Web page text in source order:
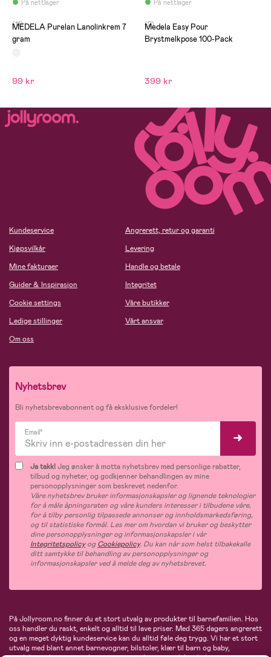
På nettlager
(11)
MEDELA Purelan Lanolinkrem 7
gram
99 kr
På nettlager
(2)
Medela Easy Pour
Brystmelkpose 100-Pack
399 kr
Kundeservice
Kjøpsvilkår
Mine fakturaer
Guider & Inspirasjon
Cookie settings
Ledige stillinger
Om oss
Angrerett, retur og garanti
Levering
Handle og betale
Integritet
Våre butikker
Vårt ansvar
Nyhetsbrev
Bli nyhetsbrevabonnent og få eksklusive fordeler!
Email*
Ja takk!Jeg ønsker å motta nyhetsbrev med personlige rabatter,
tilbud og nyheter, og godkjenner behandlingen av mine
personopplysninger som beskrevet nedenfor.
Våre nyhetsbrev bruker informasjonskapsler og lignende teknologier
for å måle åpningsraten og våre kunders interesser i tilbudene våre,
for å tilby personlig tilpassede annonser og innholdsmarkedsføring,
og til statistiske formål. Les mer om hvordan vi bruker og beskytter
dine personopplysninger og informasjonskapsler i vår
IntegritetspolicyogCookiepolicy. Du kan når som helst tilbakekalle
ditt samtykke til behandling av personopplysninger og
informasjonskapsler ved å melde deg av nyhetsbrevet.
På Jollyroom.no finner du et stort utvalg av produkter til barnefamilien. Hos
oss handler du raskt, enkelt og alltid til lave priser. Med 365 dagers angrerett
og en meget dyktig kundeservice kan du alltid føle deg trygg. Vi har et stort
utvalg med blant annet barnevogner, bilstoler, klær til barn og baby,